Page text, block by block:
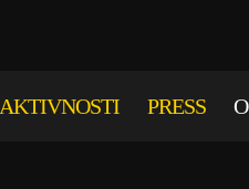
AKTIVNOSTI PRESS